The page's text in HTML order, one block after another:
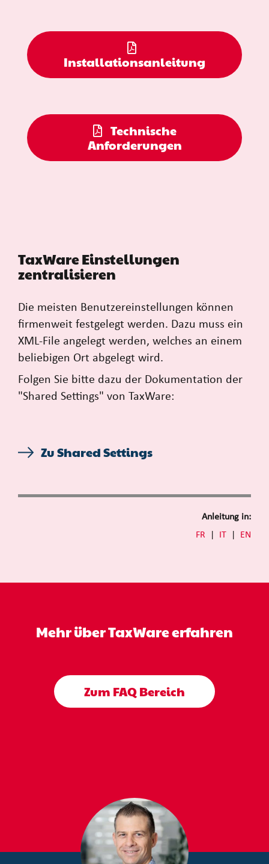
Installationsanleitung
Technische
Anforderungen
TaxWare Einstellungen
zentralisieren
Die meisten Benutzereinstellungen können
firmenweit festgelegt werden. Dazu muss ein
XML-File angelegt werden, welches an einem
beliebigen Ort abgelegt wird.
Folgen Sie bitte dazu der Dokumentation der
"Shared Settings" von TaxWare:
Zu Shared Settings
Anleitung in:
FR
IT EN
Mehr über TaxWare erfahren
Zum FAQ Bereich